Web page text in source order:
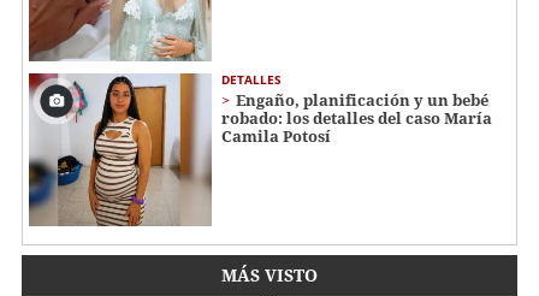
DETALLES
Engaño, planificación y un bebé
robado: los detalles del caso María
Camila Potosí
MÁS VISTO